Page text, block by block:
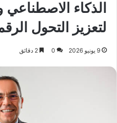
الذكاء الاصطناعي
لتعزيز التحول
9 يونيو 2026 0